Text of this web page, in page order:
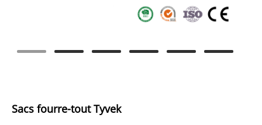
Sacs fourre-tout Tyvek